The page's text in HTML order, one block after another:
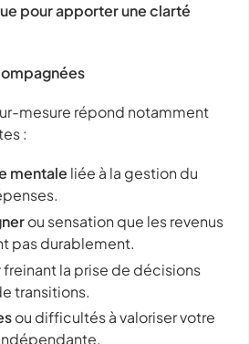
pour apporter une clarté
mesure répond notamment
:
mentale liée à la gestion du
ou sensation que les revenus
pas durablement.
freinant la prise de décisions
transitions.
ou difficultés à valoriser votre